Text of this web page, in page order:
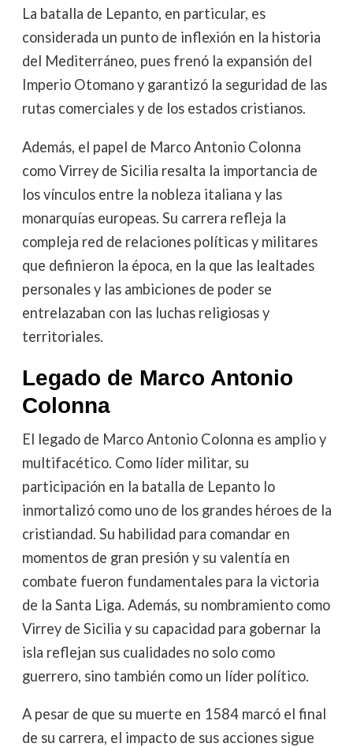
La batalla de Lepanto, en particular, es
considerada un punto de inflexión en la historia
del Mediterráneo, pues frenó la expansión del
Imperio Otomano y garantizó la seguridad de las
rutas comerciales y de los estados cristianos.
Además, el papel de Marco Antonio Colonna
como Virrey de Sicilia resalta la importancia de
los vínculos entre la nobleza italiana y las
monarquías europeas. Su carrera refleja la
compleja red de relaciones políticas y militares
que definieron la época, en la que las lealtades
personales y las ambiciones de poder se
entrelazaban con las luchas religiosas y
territoriales.
Legado de Marco Antonio
Colonna
El legado de Marco Antonio Colonna es amplio y
multifacético. Como líder militar, su
participación en la batalla de Lepanto lo
inmortalizó como uno de los grandes héroes de la
cristiandad. Su habilidad para comandar en
momentos de gran presión y su valentía en
combate fueron fundamentales para la victoria
de la Santa Liga. Además, su nombramiento como
Virrey de Sicilia y su capacidad para gobernar la
isla reflejan sus cualidades no solo como
guerrero, sino también como un líder político.
A pesar de que su muerte en 1584 marcó el final
de su carrera, el impacto de sus acciones sigue